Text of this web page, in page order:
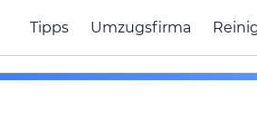
Tipps Umzugsfirma